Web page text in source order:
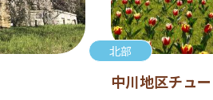
北部
中川地区チュ